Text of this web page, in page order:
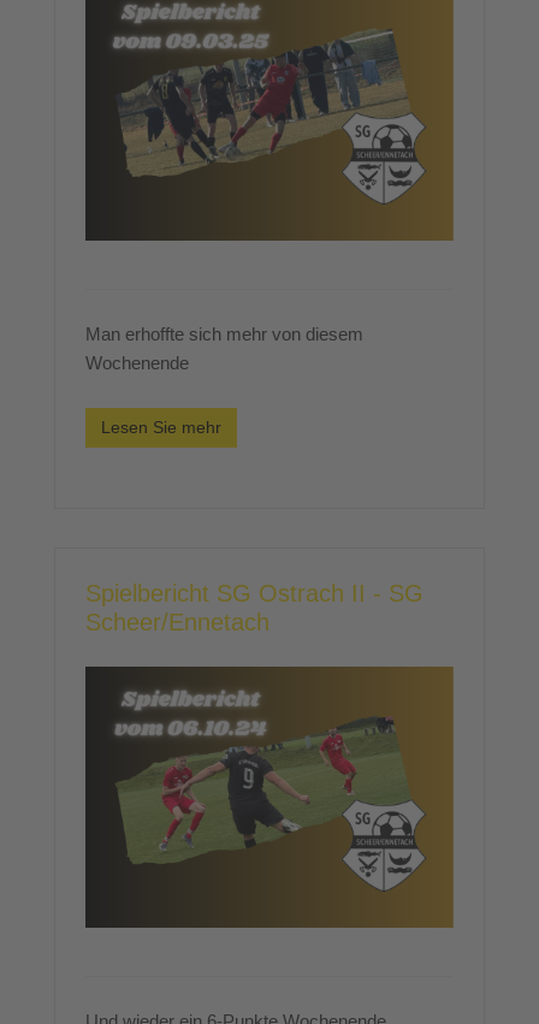
Man erhoffte sich mehr von diesem
Wochenende
Lesen Sie mehr
Spielbericht SG Ostrach II - SG
Scheer/Ennetach